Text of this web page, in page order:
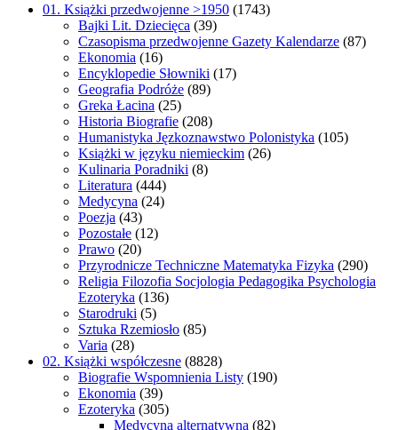
01. Książki przedwojenne >1950 (1743)
Bajki Lit. Dziecięca (39)
Czasopisma przedwojenne Gazety Kalendarze (87)
Ekonomia (16)
Encyklopedie Słowniki (17)
Geografia Podróże (89)
Greka Łacina (25)
Historia Biografie (208)
Humanistyka Jęzkoznawstwo Polonistyka (105)
Książki w języku niemieckim (26)
Kulinaria Poradniki (8)
Literatura (444)
Medycyna (24)
Poezja (43)
Pozostałe (12)
Prawo (20)
Przyrodnicze Techniczne Matematyka Fizyka (290)
Religia Filozofia Socjologia Pedagogika Psychologia
Ezoteryka (136)
Starodruki (5)
Sztuka Rzemiosło (85)
Varia (28)
02. Książki współczesne (8828)
Biografie Wspomnienia Listy (190)
Ekonomia (39)
Ezoteryka (305)
Medycyna alternatywna (82)